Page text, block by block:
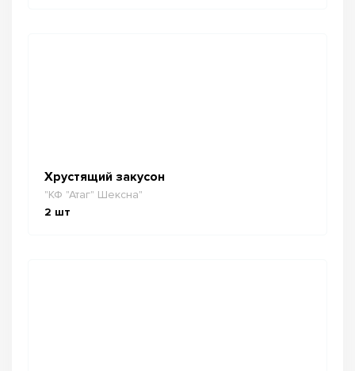
Хрустящий закусон
"КФ "Атаг" Шексна"
2 шт